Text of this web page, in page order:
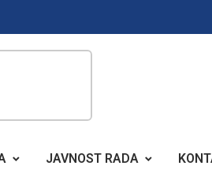
JAVNOST RADA